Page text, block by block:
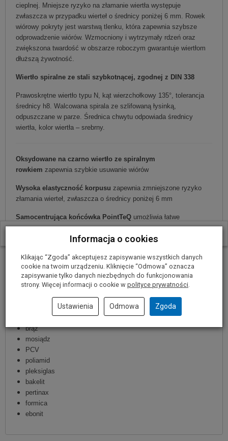
cieplnej. Mniejsze ryzyko na złamanie wiertła występuje
zwłaszcza w przypadku wierteł o średnicy poniżej 6 mm. Rowek
wiórowy pokryty jest warstwą tlenku, która zapewnia szybsze
odprowadzenie wiórów. Wzmocniony i wytrzymały rdzeń oraz
zwiększona twardość w obszarze roboczym gwarantuje wiertłom
dłuższą żywotność.
Wiertło spiralne ze stali szybkotnącej, zgodnej z DIN 338
Prawoskrętne wiertło typu N, kąt wierzchołkowy 135°, tolerancja
średnicy h8. Walcowana spirala ze szlifowaną łysinką,
odpuszczane w parze. Średnica chwytu odpowiada średnicy
wiertła, kolor wiertła – srebrny.
Oksydowane na czarno wiertło ze spiralnym
rowkiem zapewnia szybkie usuwanie wiórów
Wysoka elastyczność korpusu zapewnia zmniejszone ryzyko
złamania wierteł, zwłaszcza o średnicy poniżej 6 mm
Samocentrująca końcówka PointTeQ umożliwia łatwe
rozpoczęcie wiercenia
niestopowej stali konstrukcyjnej
blachy stalowe
niestopowej stali narzędziowej
żeliwo ciągliwe
brąz
mosiądz
PCV
poliamid
pleksiglas
bakelit
pertinax
formica
ebonit
W ostatnich 30 dniach produktem interesują się
Informacja o cookies
Klikając “Zgoda” akceptujesz zapisywanie wszystkich danych
cookie na twoim urządzeniu. Kliknięcie “Odmowa” oznacza
zapisywanie tylko danych niezbędnych do funkcjonowania
strony. Więcej informacji o cookie w polityce prywatności.
Ustawienia Odmowa Zgoda